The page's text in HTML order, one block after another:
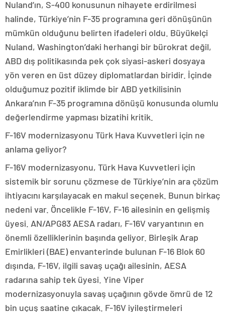
Nuland’ın, S-400 konusunun nihayete erdirilmesi
halinde, Türkiye’nin F-35 programına geri dönüşünün
mümkün olduğunu belirten ifadeleri oldu. Büyükelçi
Nuland, Washington’daki herhangi bir bürokrat değil,
ABD dış politikasında pek çok siyasi-askeri dosyaya
yön veren en üst düzey diplomatlardan biridir. İçinde
olduğumuz pozitif iklimde bir ABD yetkilisinin
Ankara’nın F-35 programına dönüşü konusunda olumlu
değerlendirme yapması bizatihi kritik.
F-16V modernizasyonu Türk Hava Kuvvetleri için ne
anlama geliyor?
F-16V modernizasyonu, Türk Hava Kuvvetleri için
sistemik bir sorunu çözmese de Türkiye’nin ara çözüm
ihtiyacını karşılayacak en makul seçenek. Bunun birkaç
nedeni var. Öncelikle F-16V, F-16 ailesinin en gelişmiş
üyesi. AN/APG83 AESA radarı, F-16V varyantının en
önemli özelliklerinin başında geliyor. Birleşik Arap
Emirlikleri (BAE) envanterinde bulunan F-16 Blok 60
dışında, F-16V, ilgili savaş uçağı ailesinin, AESA
radarına sahip tek üyesi. Yine Viper
modernizasyonuyla savaş uçağının gövde ömrü de 12
bin uçuş saatine çıkacak. F-16V iyileştirmeleri